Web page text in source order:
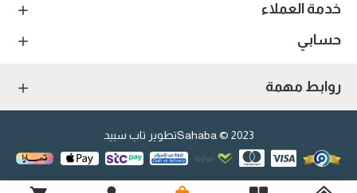
خدمة العملاء
حسابي
روابط مهمة
2023 © Sahaba تطوير تاب سبيد